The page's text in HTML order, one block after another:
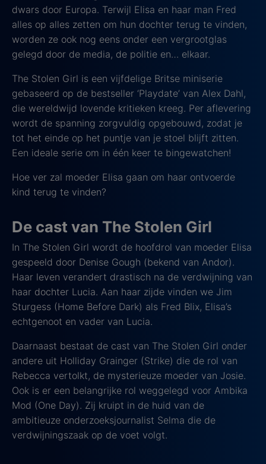
dwars door Europa. Terwijl Elisa en haar man Fred
alles op alles zetten om hun dochter terug te vinden,
worden ze ook nog eens onder een vergrootglas
gelegd door de media, de politie en… elkaar.
The Stolen Girl is een vijfdelige Britse miniserie
gebaseerd op de bestseller ‘Playdate’ van Alex Dahl,
die wereldwijd lovende kritieken kreeg. Per aflevering
wordt de spanning zorgvuldig opgebouwd, zodat je
tot het einde op het puntje van je stoel blijft zitten.
Een ideale serie om in één keer te bingewatchen!
Hoe ver zal moeder Elisa gaan om haar ontvoerde
kind terug te vinden?
De cast van The Stolen Girl
In The Stolen Girl wordt de hoofdrol van moeder Elisa
gespeeld door Denise Gough (bekend van Andor).
Haar leven verandert drastisch na de verdwijning van
haar dochter Lucia.​ Aan haar zijde vinden we Jim
Sturgess (Home Before Dark) als Fred Blix, Elisa’s
echtgenoot en vader van Lucia.​
Daarnaast bestaat de cast van The Stolen Girl onder
andere uit Holliday Grainger (Strike) die de rol van
Rebecca vertolkt, de mysterieuze moeder van Josie.​
Ook is er een belangrijke rol weggelegd voor Ambika
Mod (One Day). Zij kruipt in de huid van de
ambitieuze onderzoeksjournalist Selma die de
verdwijningszaak op de voet volgt.​